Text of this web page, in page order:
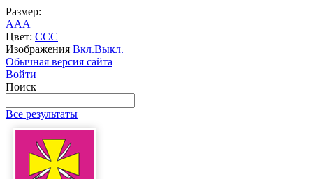
Размер:
AAA
Цвет: CCC
Изображения Вкл.Выкл.
Обычная версия сайта
Войти
Поиск
Все результаты